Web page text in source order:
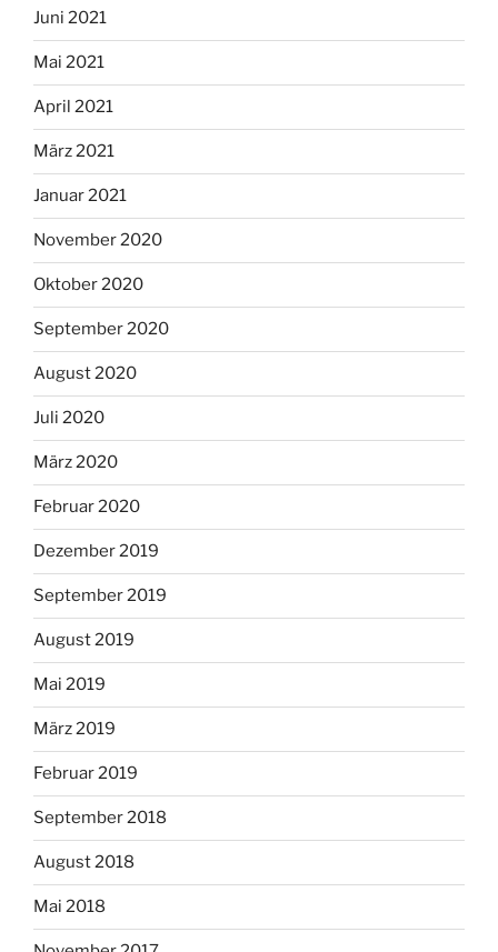
Juni 2021
Mai 2021
April 2021
März 2021
Januar 2021
November 2020
Oktober 2020
September 2020
August 2020
Juli 2020
März 2020
Februar 2020
Dezember 2019
September 2019
August 2019
Mai 2019
März 2019
Februar 2019
September 2018
August 2018
Mai 2018